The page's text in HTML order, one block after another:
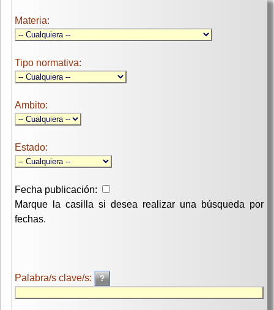
Materia:
Tipo normativa:
Ambito:
Estado:
Fecha publicación:
Marque la casilla si desea realizar una búsqueda por
fechas.
Palabra/s clave/s: